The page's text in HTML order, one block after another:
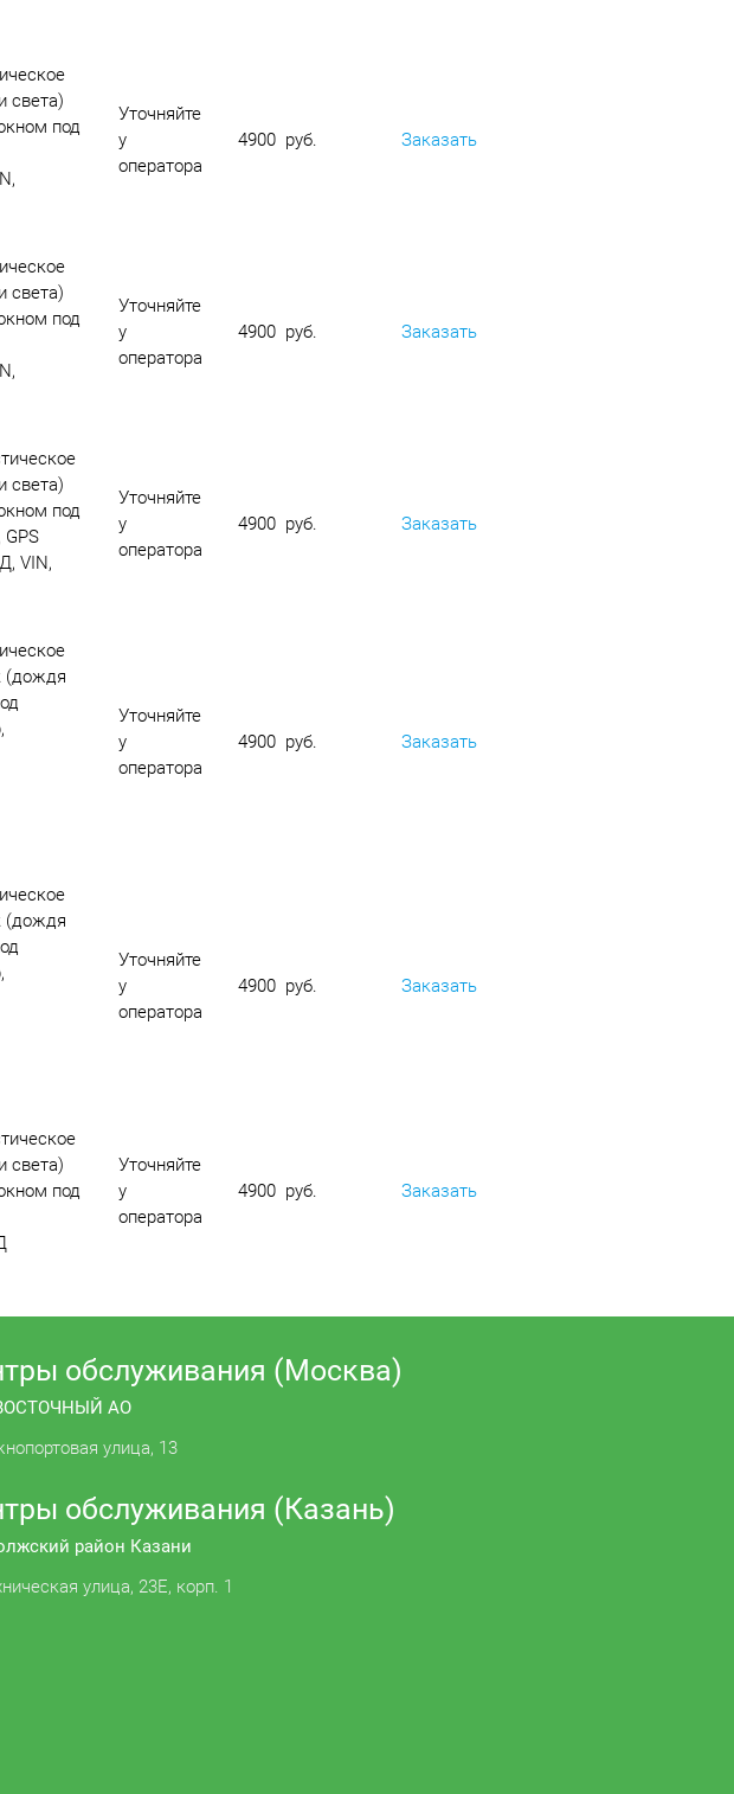
света)
под
Уточняйте
у
оператора
4900 руб. Заказать
света)
под
Уточняйте
у
оператора
4900 руб. Заказать
света)
под
VIN,
Уточняйте
у
оператора
4900 руб. Заказать
(дождя
Уточняйте
у
оператора
4900 руб. Заказать
(дождя
Уточняйте
у
оператора
4900 руб. Заказать
света)
под
Уточняйте
у
оператора
4900 руб. Заказать
обслуживания (Москва)
АО
улица, 13
обслуживания (Казань)
район Казани
улица, 23Е, корп. 1